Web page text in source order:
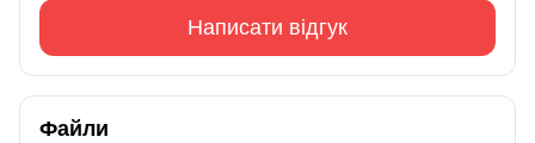
Написати відгук
Файли